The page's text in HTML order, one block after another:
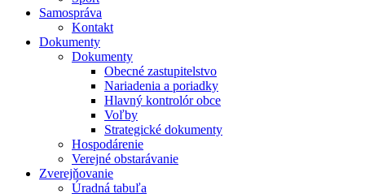
Samospráva
Kontakt
Dokumenty
Dokumenty
Obecné zastupitelstvo
Nariadenia a poriadky
Hlavný kontrolór obce
Voľby
Strategické dokumenty
Hospodárenie
Verejné obstarávanie
Zverejňovanie
Úradná tabuľa